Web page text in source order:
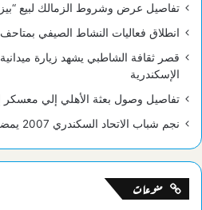
تفاصيل عرض وشروط الزمالك لبيع
انطلاق فعاليات النشاط الصيفي بمتاحف
قصر ثقافة الشاطبي يشهد زيارة
الإسكندرية
تفاصيل وصول بعثة الأهلي إلي معسكر
نجم شباب الاتحاد السكندري 2007 يمضي علي أولي خطوات الإحتراف
منوعات